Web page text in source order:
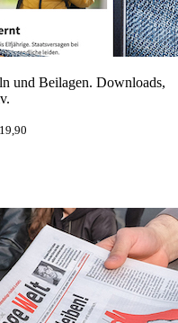
und Beilagen. Downloads,